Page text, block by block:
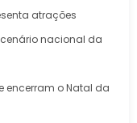
atrações
nacional da
encerram o Natal da